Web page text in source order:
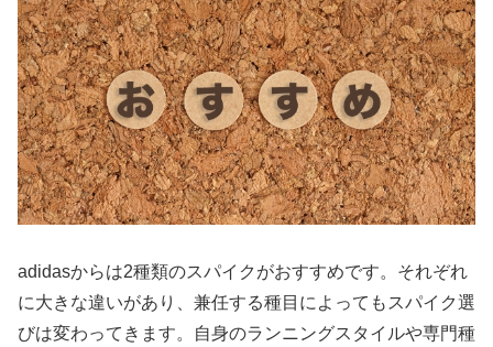
adidasからは2種類のスパイクがおすすめです。それぞれ
に大きな違いがあり、兼任する種目によってもスパイク選
びは変わってきます。自身のランニングスタイルや専門種